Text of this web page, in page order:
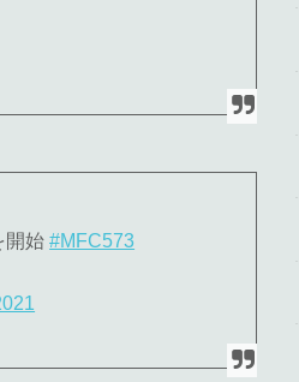
開始#MFC573